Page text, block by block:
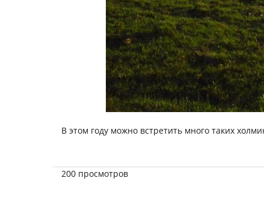
В этом году можно встретить много таких
200 просмотров